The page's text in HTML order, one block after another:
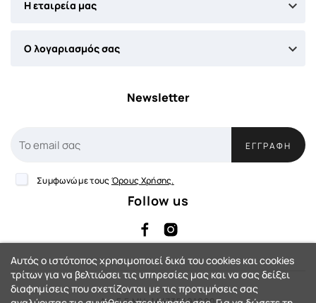
Η εταιρεία μας 
Ο λογαριασμός σας 
Newsletter
ΕΓΓΡΑΦΉ
Συμφωνώ με τους Όρους Χρήσης.
Follow us
Αυτός ο ιστότοπος χρησιμοποιεί δικά του cookies και cookies
τρίτων για να βελτιώσει τις υπηρεσίες μας και να σας δείξει
διαφημίσεις που σχετίζονται με τις προτιμήσεις σας